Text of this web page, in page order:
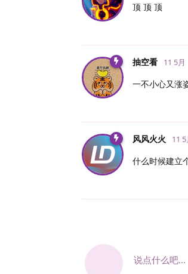
顶 顶 顶
抽空看 11 5月
一不小心又涨
风风火火 11 5
什么时候建立
说点什么吧...